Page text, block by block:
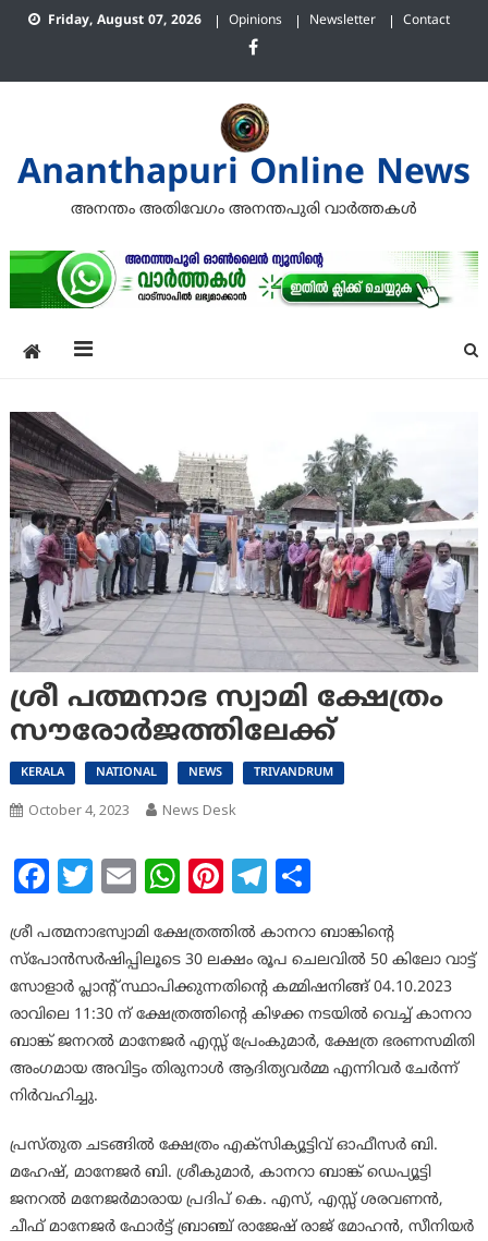
Skip
Friday, August 07, 2026 Opinions Newsletter Contact
Ananthapuri Online News
അനന്തം അതിവേഗം അനന്തപുരി വാര്‍ത്തകള്‍
ശ്രീ പത്മനാഭ സ്വാമി ക്ഷേത്രം
സൗരോര്‍ജത്തിലേക്ക്‌
KERALA NATIONAL NEWS TRIVANDRUM
October 4, 2023 News Desk
Facebook
Twitter
EmailWhatsApp
Pinterest
Telegram
Share
ശ്രീ പത്മനാഭസ്വാമി ക്ഷേത്രത്തില്‍ കാനറാ ബാങ്കിന്റെ
സ്പോന്‍സര്‍ഷിപ്പിലൂടെ 30 ലക്ഷം രൂപ ചെലവില്‍ 50 കിലോ വാട്ട്
സോളാര്‍ പ്ലാന്റ് സ്ഥാപിക്കുന്നതിന്റെ കമ്മിഷനിങ്ങ്‌ 04.10.2023
രാവിലെ 11:30 ന്‌ ക്ഷേത്രത്തിന്റെ കിഴക്ക നടയില്‍ വെച്ച്‌ കാനറാ
ബാങ്ക്‌ ജനറല്‍ മാനേജര്‍ എസ്സ്‌ പ്രേംകുമാര്‍, ക്ഷേത്ര ഭരണസമിതി
അംഗമായ അവിട്ടം തിരുനാള്‍ ആദിത്യവർമ്മ എന്നിവര്‍ ചേര്‍ന്ന്‌
നിര്‍വഹിച്ചു.
പ്രസ്തുത ചടങ്ങിൽ ക്ഷേത്രം എക്സിക്യൂട്ടിവ്‌ ഓഫീസര്‍ ബി.
മഹേഷ്‌, മാനേജര്‍ ബി. ശ്രീകുമാര്‍, കാനറാ ബാങ്ക്‌ ഡെപ്യൂട്ടി
ജനറല്‍ മനേജര്‍മാരായ പ്രദിപ്‌ കെ. എസ്‌, എസ്സ്‌ ശരവണന്‍,
ചീഫ്‌ മാനേജര്‍ ഫോര്‍ട്ട്‌ ബ്രാഞ്ച്‌ രാജേഷ്‌ രാജ്‌ മോഹന്‍, സീനിയര്‍